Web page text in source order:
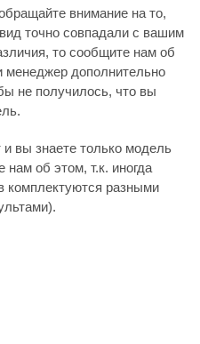
внимание на то,
точно совпадали с вашим
то сообщите нам об
менеджер дополнительно
не получилось, что вы
и вы знаете только модель
об этом, т.к. иногда
комплектуются разными